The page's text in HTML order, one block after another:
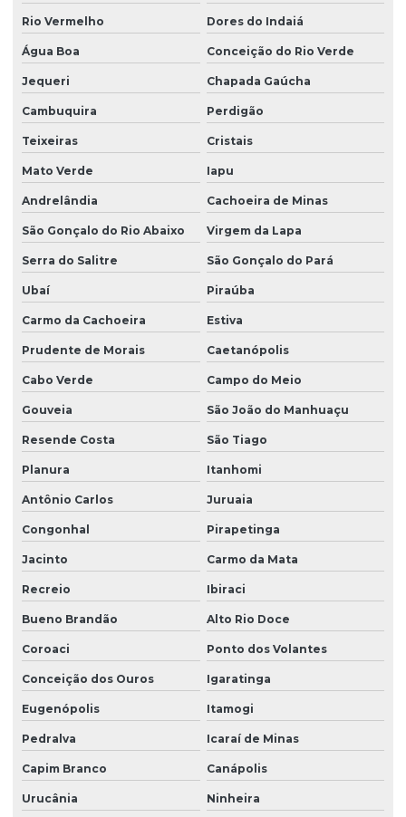
Rio Vermelho Dores do Indaiá
Água Boa Conceição do Rio Verde
Jequeri Chapada Gaúcha
Cambuquira Perdigão
Teixeiras Cristais
Mato Verde Iapu
Andrelândia Cachoeira de Minas
São Gonçalo do Rio Abaixo Virgem da Lapa
Serra do Salitre São Gonçalo do Pará
Ubaí Piraúba
Carmo da Cachoeira Estiva
Prudente de Morais Caetanópolis
Cabo Verde Campo do Meio
Gouveia São João do Manhuaçu
Resende Costa São Tiago
Planura Itanhomi
Antônio Carlos Juruaia
Congonhal Pirapetinga
Jacinto Carmo da Mata
Recreio Ibiraci
Bueno Brandão Alto Rio Doce
Coroaci Ponto dos Volantes
Conceição dos Ouros Igaratinga
Eugenópolis Itamogi
Pedralva Icaraí de Minas
Capim Branco Canápolis
Urucânia Ninheira